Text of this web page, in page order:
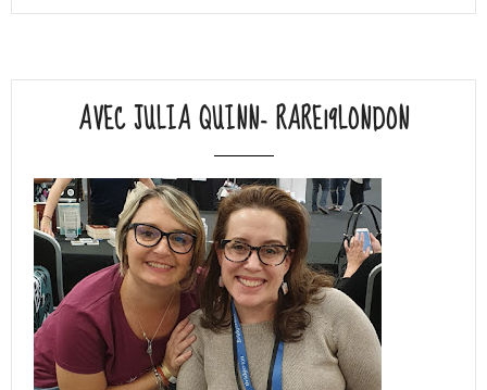
AVEC JULIA QUINN- RARE19LONDON